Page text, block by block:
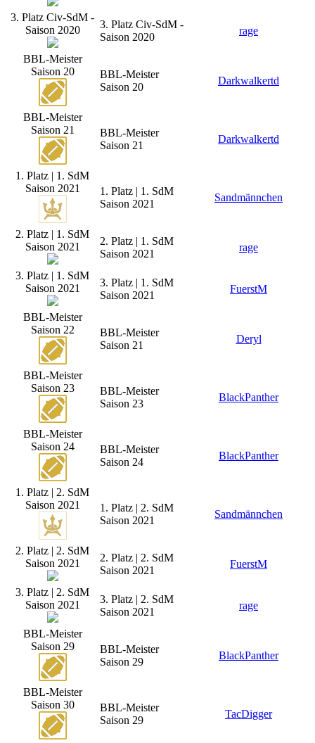
3. Platz Civ-SdM -
Saison 2020
3. Platz Civ-SdM -
Saison 2020
rage
BBL-Meister
Saison 20
BBL-Meister
Saison 20
Darkwalkertd
BBL-Meister
Saison 21
BBL-Meister
Saison 21
Darkwalkertd
1. Platz | 1. SdM
Saison 2021
1. Platz | 1. SdM
Saison 2021
Sandmännchen
2. Platz | 1. SdM
Saison 2021
2. Platz | 1. SdM
Saison 2021
rage
3. Platz | 1. SdM
Saison 2021
3. Platz | 1. SdM
Saison 2021
FuerstM
BBL-Meister
Saison 22
BBL-Meister
Saison 21
Deryl
BBL-Meister
Saison 23
BBL-Meister
Saison 23
BlackPanther
BBL-Meister
Saison 24
BBL-Meister
Saison 24
BlackPanther
1. Platz | 2. SdM
Saison 2021
1. Platz | 2. SdM
Saison 2021
Sandmännchen
2. Platz | 2. SdM
Saison 2021
2. Platz | 2. SdM
Saison 2021
FuerstM
3. Platz | 2. SdM
Saison 2021
3. Platz | 2. SdM
Saison 2021
rage
BBL-Meister
Saison 29
BBL-Meister
Saison 29
BlackPanther
BBL-Meister
Saison 30
BBL-Meister
Saison 29
TacDigger